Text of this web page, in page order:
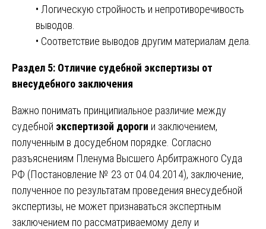
• Логическую стройность и непротиворечивость
выводов.
• Соответствие выводов другим материалам дела.
Раздел 5: Отличие судебной экспертизы от
внесудебного заключения
Важно понимать принципиальное различие между
судебной экспертизой дороги и заключением,
полученным в досудебном порядке. Согласно
разъяснениям Пленума Высшего Арбитражного Суда
РФ (Постановление № 23 от 04.04.2014), заключение,
полученное по результатам проведения внесудебной
экспертизы, не может признаваться экспертным
заключением по рассматриваемому делу и